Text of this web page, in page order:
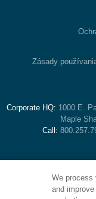
Zásady
Corporate HQ: 1000 E.
Maple
Call:
We process
and